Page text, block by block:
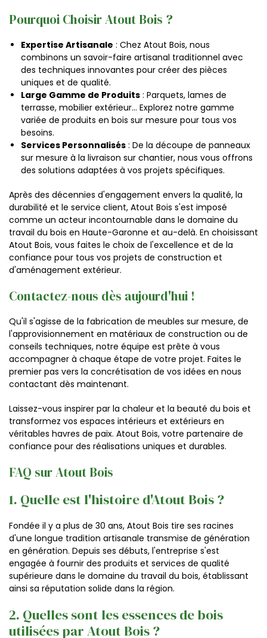
Pourquoi Choisir Atout Bois ?
Expertise Artisanale : Chez Atout Bois, nous
combinons un savoir-faire artisanal traditionnel avec
des techniques innovantes pour créer des pièces
uniques et de qualité.
Large Gamme de Produits : Parquets, lames de
terrasse, mobilier extérieur... Explorez notre gamme
variée de produits en bois sur mesure pour tous vos
besoins.
Services Personnalisés : De la découpe de panneaux
sur mesure à la livraison sur chantier, nous vous offrons
des solutions adaptées à vos projets spécifiques.
Après des décennies d'engagement envers la qualité, la
durabilité et le service client, Atout Bois s'est imposé
comme un acteur incontournable dans le domaine du
travail du bois en Haute-Garonne et au-delà. En choisissant
Atout Bois, vous faites le choix de l'excellence et de la
confiance pour tous vos projets de construction et
d'aménagement extérieur.
Contactez-nous dès aujourd'hui !
Qu'il s'agisse de la fabrication de meubles sur mesure, de
l'approvisionnement en matériaux de construction ou de
conseils techniques, notre équipe est prête à vous
accompagner à chaque étape de votre projet. Faites le
premier pas vers la concrétisation de vos idées en nous
contactant dès maintenant.
Laissez-vous inspirer par la chaleur et la beauté du bois et
transformez vos espaces intérieurs et extérieurs en
véritables havres de paix. Atout Bois, votre partenaire de
confiance pour des réalisations uniques et durables.
FAQ sur Atout Bois
1. Quelle est l'histoire d'Atout Bois ?
Fondée il y a plus de 30 ans, Atout Bois tire ses racines
d'une longue tradition artisanale transmise de génération
en génération. Depuis ses débuts, l'entreprise s'est
engagée à fournir des produits et services de qualité
supérieure dans le domaine du travail du bois, établissant
ainsi sa réputation solide dans la région.
2. Quelles sont les essences de bois
utilisées par Atout Bois ?